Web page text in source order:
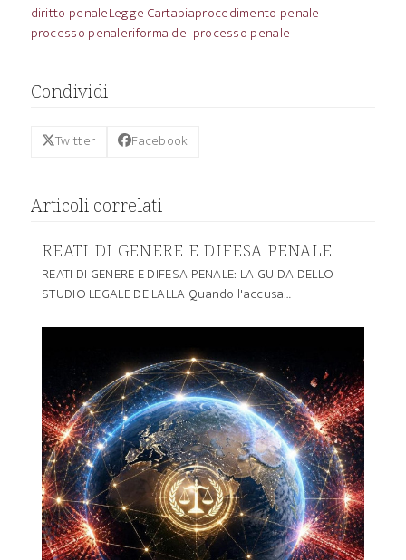
diritto penaleLegge Cartabiaprocedimento penale
processo penaleriforma del processo penale
Condividi
Twitter Facebook
Articoli correlati
REATI DI GENERE E DIFESA PENALE.
REATI DI GENERE E DIFESA PENALE: LA GUIDA DELLO
STUDIO LEGALE DE LALLA Quando l'accusa…